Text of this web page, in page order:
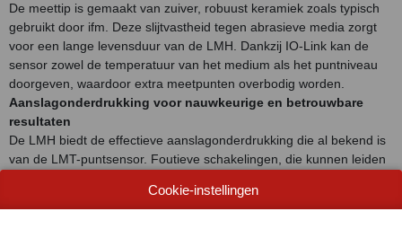
De meettip is gemaakt van zuiver, robuust keramiek zoals typisch
gebruikt door ifm. Deze slijtvastheid tegen abrasieve media zorgt
voor een lange levensduur van de LMH. Dankzij IO-Link kan de
sensor zowel de temperatuur van het medium als het puntniveau
doorgeven, waardoor extra meetpunten overbodig worden.
Aanslagonderdrukking voor nauwkeurige en betrouwbare
resultaten
De LMH biedt de effectieve aanslagonderdrukking die al bekend is
van de LMT-puntsensor. Foutieve schakelingen, die kunnen leiden
Flexibiliteit dankzij afdichtingsconcept
Cookie-instellingen